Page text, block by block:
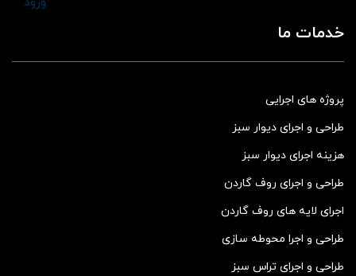
خدمات ما
پروژه های اجرایی
طراحی و اجرای دیوار سبز
هزینه اجرای دیوار سبز
طراحی و اجرای روف گاردن
اجرای لایه های روف گاردن
طراحی و اجرا محوطه سازی
طراحی و اجرای تراس سبز